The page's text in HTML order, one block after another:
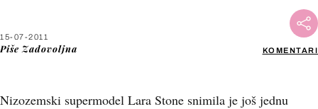
15-07-2011
Piše Zadovoljna KOMENTARI
Nizozemski supermodel Lara Stone snimila je još jednu